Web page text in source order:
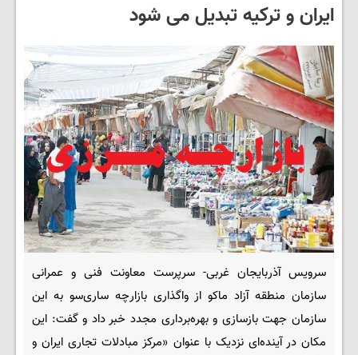
ایران و ترکیه تبدیل می شود
سرویس آذربایجان غربی- سرپرست معاونت فنی و عمرانی
سازمان منطقه آزاد ماکو از واگذاری بازارچه ساری‌سو به این
سازمان جهت بازسازی و بهره‌برداری مجدد خبر داد و گفت: این
مکان در آینده‌ای نزدیک با عنوان «مرکز مبادلات تجاری ایران و